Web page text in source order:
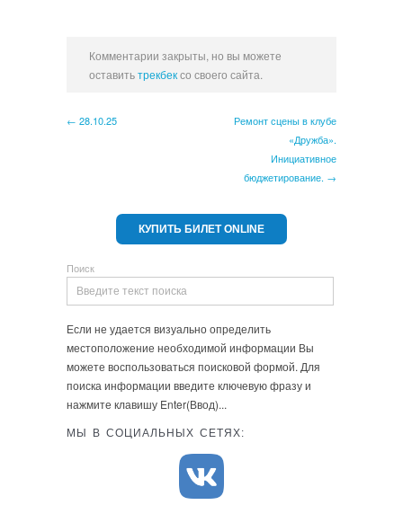
Комментарии закрыты, но вы можете
оставитьтрекбексо своего сайта.
← 28.10.25
Ремонт сцены в клубе
«Дружба».
Инициативное
бюджетирование. →
КУПИТЬ БИЛЕТ ONLINE
Поиск
Если не удается визуально определить
местоположение необходимой информации Вы
можете воспользоваться поисковой формой. Для
поиска информации введите ключевую фразу и
нажмите клавишу Enter(Ввод)...
МЫ В СОЦИАЛЬНЫХ СЕТЯХ: